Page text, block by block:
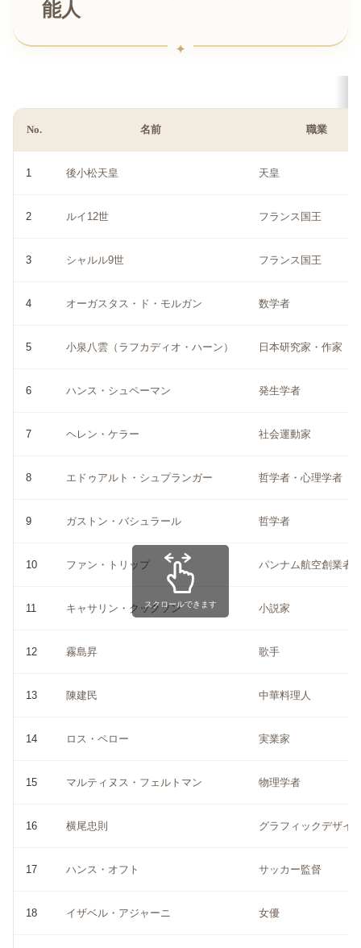
能人
No. 名前 職業
1 後小松天皇 天皇
2 ルイ12世 フランス国王
3 シャルル9世 フランス国王
4 オーガスタス・ド・モルガン 数学者
5 小泉八雲（ラフカディオ・ハーン） 日本研究家・作家
6 ハンス・シュペーマン 発生学者
7 ヘレン・ケラー 社会運動家
8 エドゥアルト・シュプランガー 哲学者・心理学者
9 ガストン・バシュラール 哲学者
10 ファン・トリップ パンナム航空創業者
11 キャサリン・クックソン 小説家
12 霧島昇 歌手
13 陳建民 中華料理人
14 ロス・ペロー 実業家
15 マルティヌス・フェルトマン 物理学者
16 横尾忠則 グラフィックデザイ
17 ハンス・オフト サッカー監督
18 イザベル・アジャーニ 女優
スクロールできます